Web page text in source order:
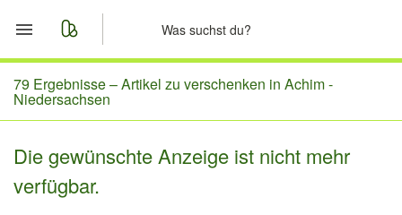
Start
Merkliste
Nachrichten
79 Ergebnisse –Artikel zu verschenken in Achim -
Niedersachsen
Die gewünschte Anzeige ist nicht mehr
verfügbar.